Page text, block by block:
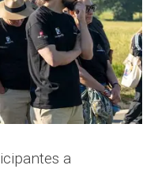
a